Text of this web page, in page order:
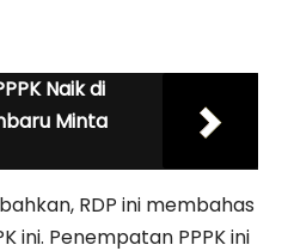
Naik di
Minta
RDP ini membahas
ini. Penempatan PPPK ini